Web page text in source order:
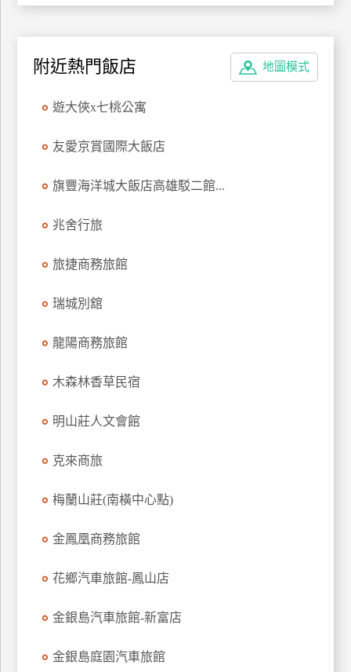
地圖模式
附近熱門飯店
遊大俠x七桃公寓
友愛京賞國際大飯店
旗豐海洋城大飯店高雄駁二館...
兆舍行旅
旅捷商務旅館
瑞城別舘
龍陽商務旅館
木森林香草民宿
明山莊人文會館
克來商旅
梅蘭山莊(南橫中心點)
金鳳凰商務旅館
花鄉汽車旅館-鳳山店
金銀島汽車旅館-新富店
金銀島庭園汽車旅館